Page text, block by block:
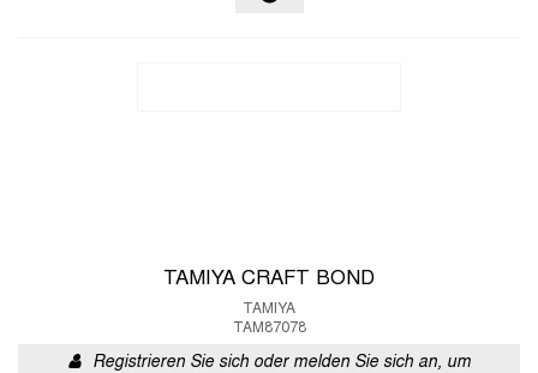
TAMIYA CRAFT BOND
TAMIYA
TAM87078
Registrieren Sie sich oder melden Sie sich an, um